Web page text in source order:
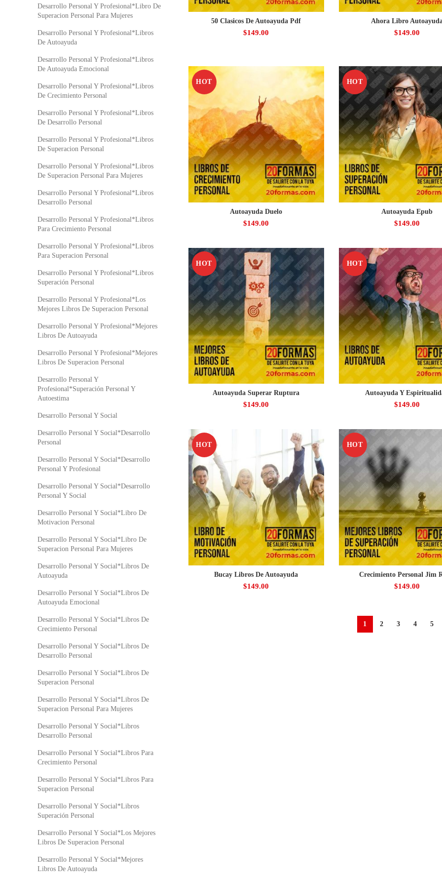
50 Clasicos De Autoayuda Pdf
$149.00
Ahora Libro
$149.00
HOT
Autoayuda Duelo
$149.00
HOT
Autoayuda Epub
$149.00
HOT
Autoayuda Superar Ruptura
$149.00
HOT
Autoayuda Y
$149.00
HOT
Bucay Libros De Autoayuda
$149.00
HOT
Crecimiento Personal Jim
$149.00
1 2 3 4 5
Desarrollo Personal Y Profesional*Libro De
Superacion Personal Para Mujeres
Desarrollo Personal Y Profesional*Libros
De Autoayuda
Desarrollo Personal Y Profesional*Libros
De Autoayuda Emocional
Desarrollo Personal Y Profesional*Libros
De Crecimiento Personal
Desarrollo Personal Y Profesional*Libros
De Desarrollo Personal
Desarrollo Personal Y Profesional*Libros
De Superacion Personal
Desarrollo Personal Y Profesional*Libros
De Superacion Personal Para Mujeres
Desarrollo Personal Y Profesional*Libros
Desarrollo Personal
Desarrollo Personal Y Profesional*Libros
Para Crecimiento Personal
Desarrollo Personal Y Profesional*Libros
Para Superacion Personal
Desarrollo Personal Y Profesional*Libros
Superación Personal
Desarrollo Personal Y Profesional*Los
Mejores Libros De Superacion Personal
Desarrollo Personal Y Profesional*Mejores
Libros De Autoayuda
Desarrollo Personal Y Profesional*Mejores
Libros De Superacion Personal
Desarrollo Personal Y
Profesional*Superación Personal Y
Autoestima
Desarrollo Personal Y Social
Desarrollo Personal Y Social*Desarrollo
Personal
Desarrollo Personal Y Social*Desarrollo
Personal Y Profesional
Desarrollo Personal Y Social*Desarrollo
Personal Y Social
Desarrollo Personal Y Social*Libro De
Motivacion Personal
Desarrollo Personal Y Social*Libro De
Superacion Personal Para Mujeres
Desarrollo Personal Y Social*Libros De
Autoayuda
Desarrollo Personal Y Social*Libros De
Autoayuda Emocional
Desarrollo Personal Y Social*Libros De
Crecimiento Personal
Desarrollo Personal Y Social*Libros De
Desarrollo Personal
Desarrollo Personal Y Social*Libros De
Superacion Personal
Desarrollo Personal Y Social*Libros De
Superacion Personal Para Mujeres
Desarrollo Personal Y Social*Libros
Desarrollo Personal
Desarrollo Personal Y Social*Libros Para
Crecimiento Personal
Desarrollo Personal Y Social*Libros Para
Superacion Personal
Desarrollo Personal Y Social*Libros
Superación Personal
Desarrollo Personal Y Social*Los Mejores
Libros De Superacion Personal
Desarrollo Personal Y Social*Mejores
Libros De Autoayuda